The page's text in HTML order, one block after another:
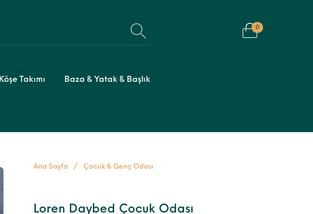
0
Köşe Takımı Baza & Yatak & Başlık
Ana Sayfa / Çocuk & Genç Odası
Loren Daybed Çocuk Odası